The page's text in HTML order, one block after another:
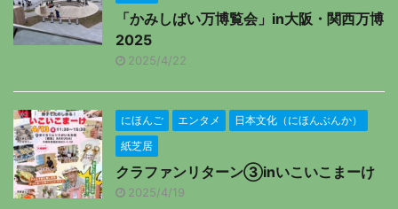
「かみしばい万博覧会」in大阪・関西万博
2025
2025/4/22
にほんご エンタメ
日本文化（にほんぶんか）
紙芝居
クラファンリターン③inいこいこまーけ
2025/4/19